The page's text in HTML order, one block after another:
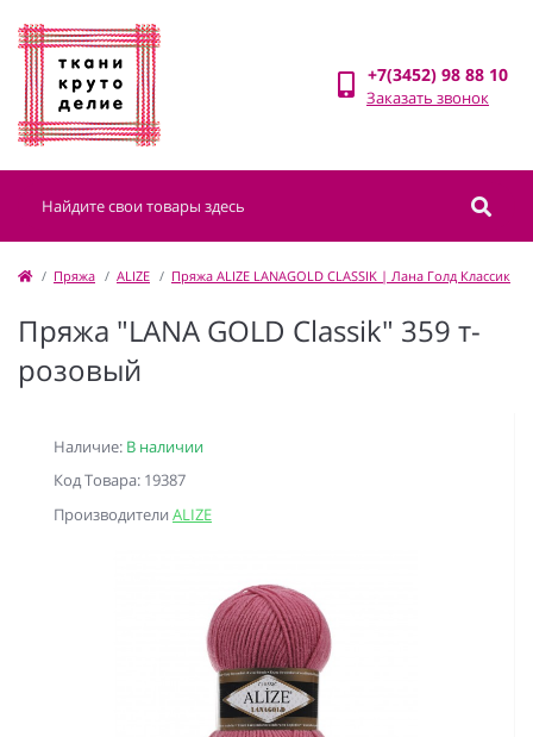
+7(3452) 98 88 10
Заказать звонок
Пряжа ALIZE Пряжа ALIZE LANAGOLD CLASSIK | Лана Голд Классик
Пряжа "LANA GOLD Classik" 359 т-
розовый
Наличие: В наличии
Код Товара: 19387
Производители ALIZE